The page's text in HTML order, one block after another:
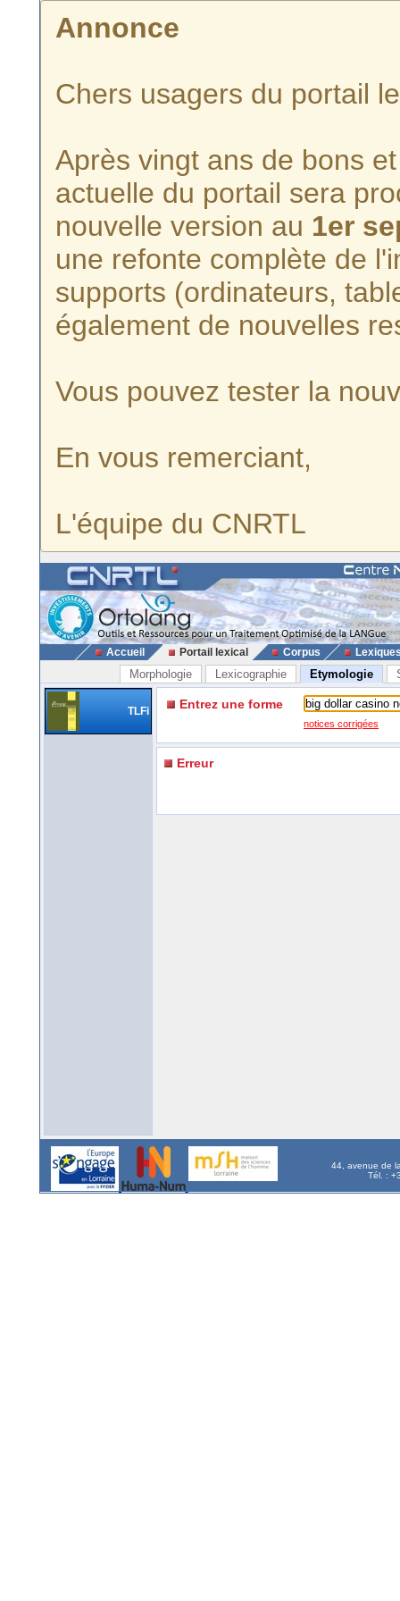
Annonce
Chers usagers du portail
Après vingt ans de bons
actuelle du portail sera
nouvelle version au 1er
une refonte complète de
supports (ordinateurs,
également de nouvelles
Vous pouvez tester la
En vous remerciant,
L'équipe du CNRTL
Accueil Portail lexical Corpus
Morphologie Lexicographie Etymologie
TLFi Entrez une forme
notices corrigées
Erreur
44, avenue de
Tél. :